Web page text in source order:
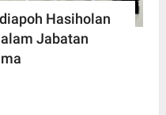
Hasiholan
Jabatan